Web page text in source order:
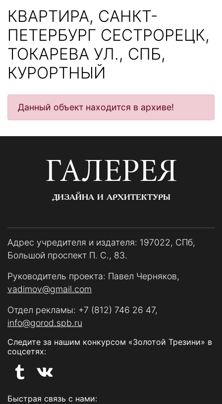
КВАРТИРА, САНКТ-
ПЕТЕРБУРГ СЕСТРОРЕЦК,
ТОКАРЕВА УЛ., СПБ,
КУРОРТНЫЙ
Данный объект находится в архиве!
ГАЛЕРЕЯ
ДИЗАЙНА И АРХИТЕКТУРЫ
Адрес учредителя и издателя: 197022, СПб,
Большой проспект П. С., 83.
Руководитель проекта: Павел Черняков,
vadimov@gmail.com
Отдел рекламы: +7 (812) 746 26 47,
info@gorod.spb.ru
Следите за нашим конкурсом «Золотой Трезини» в
соцсетях:
Быстрая связь с нами: